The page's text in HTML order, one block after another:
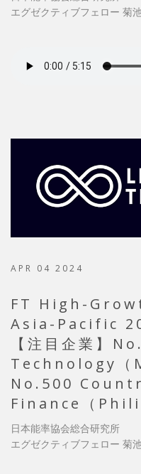
エグゼクティブフェロー 菊
APR 04 2024
FT High-
Asia-Pacific
【注目企業】
Technology（
No.500
Finance（
日本能率協会総合研究所
エグゼクティブフェロー 菊